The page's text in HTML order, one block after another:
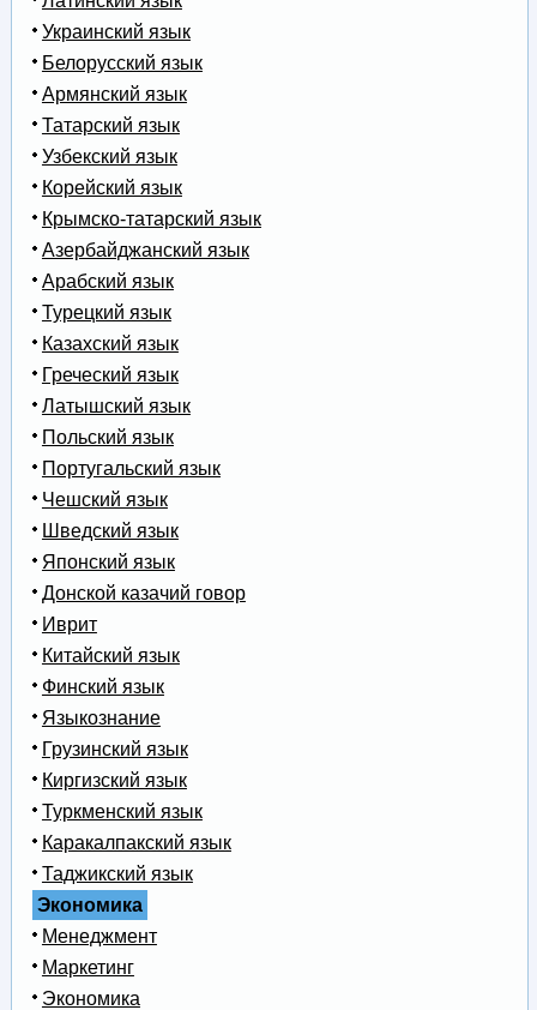
Украинский язык
Белорусский язык
Армянский язык
Татарский язык
Узбекский язык
Корейский язык
Крымско-татарский язык
Азербайджанский язык
Арабский язык
Турецкий язык
Казахский язык
Греческий язык
Латышский язык
Польский язык
Португальский язык
Чешский язык
Шведский язык
Японский язык
Донской казачий говор
Иврит
Китайский язык
Финский язык
Языкознание
Грузинский язык
Киргизский язык
Туркменский язык
Каракалпакский язык
Таджикский язык
Экономика
Менеджмент
Маркетинг
Экономика